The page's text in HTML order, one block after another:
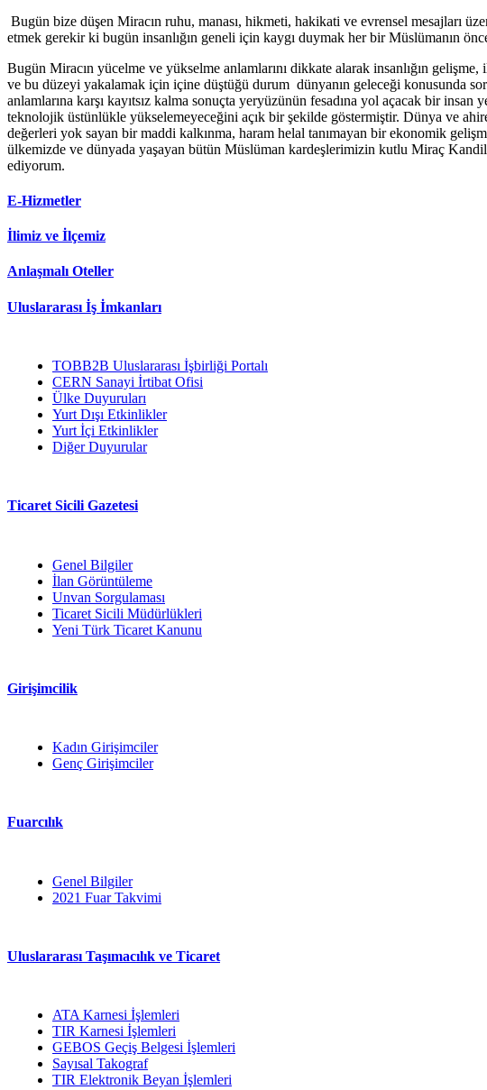
Bugün bize düşen Miracın ruhu, manası, hikmeti, hakikati ve evrensel mesajları
etmek gerekir ki bugün insanlığın geneli için kaygı duymak her bir Müslümanın
Bugün Miracın yücelme ve yükselme anlamlarını dikkate alarak insanlığın
ve bu düzeyi yakalamak için içine düştüğü durum dünyanın geleceği konusunda
anlamlarına karşı kayıtsız kalma sonuçta yeryüzünün fesadına yol açacak bir
teknolojik üstünlükle yükselemeyeceğini açık bir şekilde göstermiştir. Dünya ve
değerleri yok sayan bir maddi kalkınma, haram helal tanımayan bir ekonomik
ülkemizde ve dünyada yaşayan bütün Müslüman kardeşlerimizin kutlu Miraç
ediyorum.
E-Hizmetler
İlimiz ve İlçemiz
Anlaşmalı Oteller
Uluslararası İş İmkanları
TOBB2B Uluslararası İşbirliği Portalı
CERN Sanayi İrtibat Ofisi
Ülke Duyuruları
Yurt Dışı Etkinlikler
Yurt İçi Etkinlikler
Diğer Duyurular
Ticaret Sicili Gazetesi
Genel Bilgiler
İlan Görüntüleme
Unvan Sorgulaması
Ticaret Sicili Müdürlükleri
Yeni Türk Ticaret Kanunu
Girişimcilik
Kadın Girişimciler
Genç Girişimciler
Fuarcılık
Genel Bilgiler
2021 Fuar Takvimi
Uluslararası Taşımacılık ve Ticaret
ATA Karnesi İşlemleri
TIR Karnesi İşlemleri
GEBOS Geçiş Belgesi İşlemleri
Sayısal Takograf
TIR Elektronik Beyan İşlemleri